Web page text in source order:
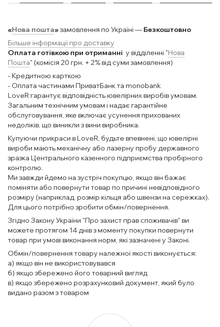
«Нова пошта»замовлення по Україні — Безкоштовно
Більше інформації про доставку
Оплата готівкою при отриманні у відділенні "Нова
Пошта" (комісія 20 грн. + 2% від суми замовлення)
- Кредитною карткою
- Оплата частинами ПриватБанк та monobank
LoveR гарантує відповідність ювелірних виробів умовам.
Загальним технічним умовам і надає гарантійне
обслуговування, яке включає усунення прихованих
недоліків, що виникли з вини виробника.
Купуючи прикраси в LoveR, будьте впевнені, що ювелірні
вироби мають механічну або лазерну пробу державного
зразка Центрального казенного підприємства пробірного
контролю.
Ми завжди йдемо на зустріч покупцю, якщо він бажає
поміняти або повернути товар по причині невідповідного
розміру (наприклад, розмір кільця або швензи на сережках).
Для цього потрібно зробити обмін/повернення.
Згідно Закону України "Про захист прав споживачів" ви
можете протягом 14 днів з моменту покупки повернути
товар при умові виконання норм, які зазначені у Законі.
Обмін/повернення товару належної якості виконується:
а) якщо він не використовувався
б) якщо збережено його товарний вигляд
в) якщо збережено розрахунковий документ, який було
видано разом з товаром